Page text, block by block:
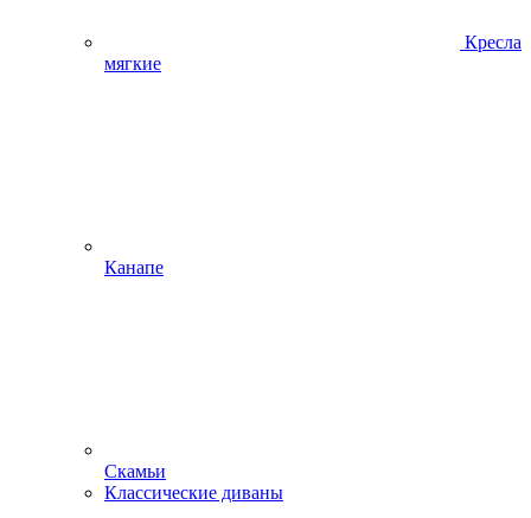
Кресла
мягкие
Канапе
Скамьи
Классические диваны